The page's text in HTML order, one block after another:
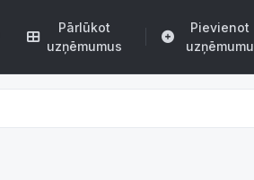
Pārlūkot
uzņēmumus
Pievienot
uzņēmumu